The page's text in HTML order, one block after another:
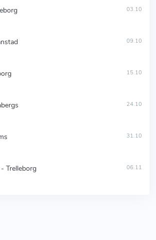
03.10
09.10
15.10
24.10
31.10
Trelleborg 06.11